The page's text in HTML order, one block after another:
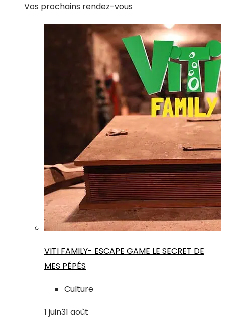
Vos prochains rendez-vous
VITI FAMILY- ESCAPE GAME LE SECRET DE
MES PÉPÉS
Culture
1 juin31 août